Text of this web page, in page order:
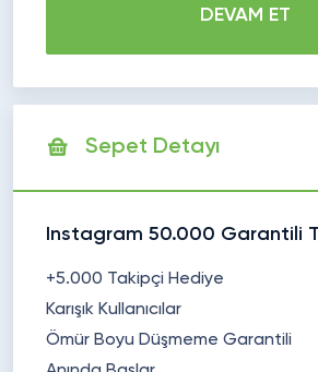
DEVAM ET
Sepet Detayı
Instagram 50.000 Garantili
+5.000 Takipçi Hediye
Karışık Kullanıcılar
Ömür Boyu Düşmeme Garantili